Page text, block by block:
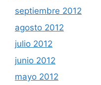
septiembre 2012
agosto 2012
julio 2012
junio 2012
mayo 2012